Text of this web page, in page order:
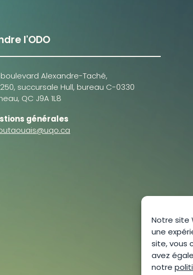
Notre site
une
site, vous
avez
notre
l'ODO
Alexandre-Taché,
succursale Hull, bureau C-0330
QC J9A 1L8
générales